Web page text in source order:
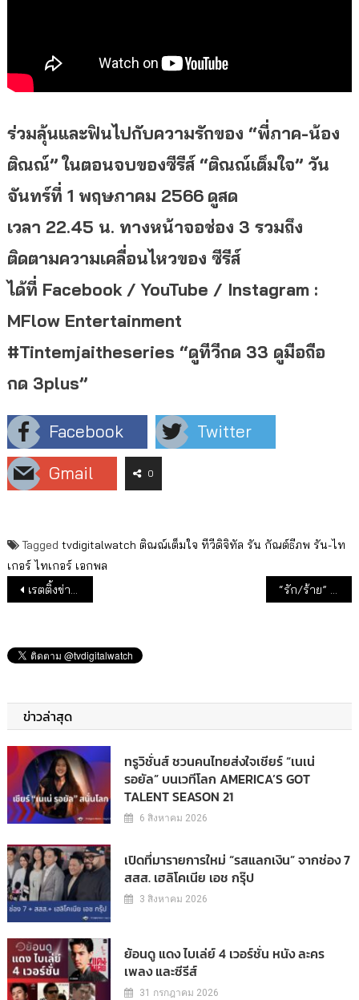
ร่วมลุ้นและฟินไปกับความรักของ “พี่ภาค-น้อง
ติณณ์” ในตอนจบของซีรีส์ “ติณณ์เต็มใจ” วัน
จันทร์ที่ 1 พฤษภาคม 2566 ดูสด
เวลา 22.45 น. ทางหน้าจอช่อง 3 รวมถึง
ติดตามความเคลื่อนไหวของ ซีรีส์
ได้ที่ Facebook / YouTube / Instagram :
MFlow Entertainment
#Tintemjaitheseries “ดูทีวีกด 33 ดูมือถือ
กด 3plus”
Facebook
Twitter
Gmail
0
Tagged tvdigitalwatch ติณณ์เต็มใจ ทีวีดิจิทัล รัน กัณต์ธีภพ รัน-ไท
เกอร์ ไทเกอร์ เอกพล
แนะแนวเรื่อง
เรตติ้งข่าวหลัง “พุทธ อภิวรรณ” ออกจอ ช่อง 8 “รัก/ร้าย” สัปดาห์นี้…ศึกทวงแค้น แรงดับเบิ้ล
ข่าวล่าสุด
ทรูวิชั่นส์ ชวนคนไทยส่งใจเชียร์ “เนเน่
รอยัล” บนเวทีโลก AMERICA’S GOT
TALENT SEASON 21
6 สิงหาคม 2026
เปิดที่มารายการใหม่ “รสแลกเงิน” จากช่อง 7
สสส. เฮลิโคเนีย เอช กรุ๊ป
3 สิงหาคม 2026
ย้อนดู แดง ไบเล่ย์ 4 เวอร์ชั่น หนัง ละคร
เพลง และซีรีส์
31 กรกฎาคม 2026